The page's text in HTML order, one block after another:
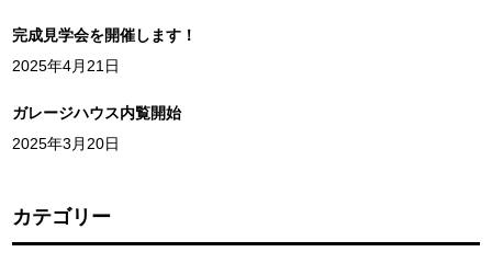
完成見学会を開催します！
2025年4月21日
ガレージハウス内覧開始
2025年3月20日
カテゴリー